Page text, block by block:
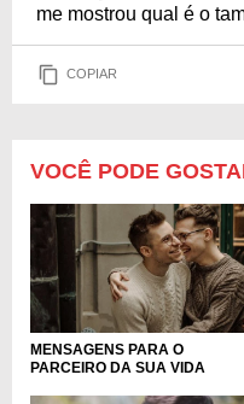
me mostrou qual é o
COPIAR
VOCÊ PODE
MENSAGENS PARA O
PARCEIRO DA SUA VIDA